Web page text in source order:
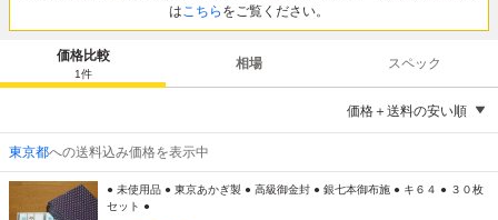
はこちら をご覧ください。
価格比較
1件
相場 スペック
価格＋送料の安い順
東京都への送料込み価格を表示中
● 未使用品 ● 東京あかぎ製 ● 高級御金封 ● 銀七本御布施 ● キ６４ ● ３０枚
セット ●